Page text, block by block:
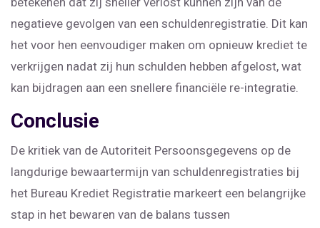
negatieve gevolgen van een schuldenregistratie. Dit kan
het voor hen eenvoudiger maken om opnieuw krediet te
verkrijgen nadat zij hun schulden hebben afgelost, wat
kan bijdragen aan een snellere financiële re-integratie.
Conclusie
De kritiek van de Autoriteit Persoonsgegevens op de
langdurige bewaartermijn van schuldenregistraties bij
het Bureau Krediet Registratie markeert een belangrijke
stap in het bewaren van de balans tussen